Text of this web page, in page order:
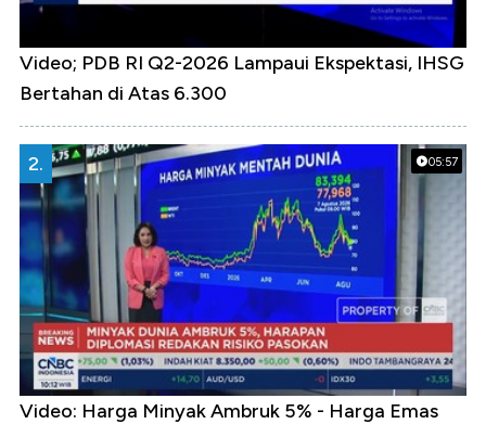
Video; PDB RI Q2-2026 Lampaui Ekspektasi, IHSG
Bertahan di Atas 6.300
05:57
2.
Video: Harga Minyak Ambruk 5% - Harga Emas